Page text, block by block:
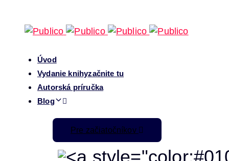
Úvod
Vydanie knihyzačnite tu
Autorská príručka
Blog
Pre začiatočníkov